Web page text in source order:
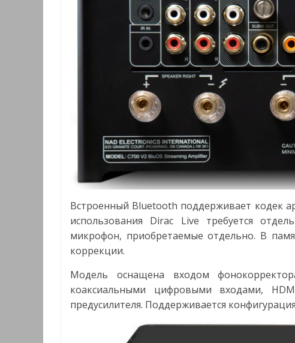
Встроенный Bluetooth поддерживает кодек
использования Dirac Live требуется
микрофон, приобретаемые отдельно. В
коррекции.
Модель оснащена входом
коаксиальными цифровыми входами,
предусилителя. Поддерживается